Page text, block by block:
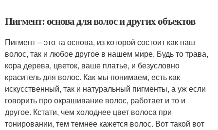
Пигмент: основа для волос и других объектов
Пигмент – это та основа, из которой состоит как наш
волос, так и любое другое в нашем мире. Будь то трава,
кора дерева, цветок, ваше платье, и безусловно
краситель для волос. Как мы понимаем, есть как
искусственный, так и натуральный пигменты, а уж если
говорить про окрашивание волос, работает и то и
другое. Кстати, чем холоднее цвет волоса при
тонировании, тем темнее кажется волос. Вот такой вот